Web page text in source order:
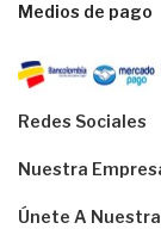
Medios de pago
Redes Sociales
Nuestra
Únete A